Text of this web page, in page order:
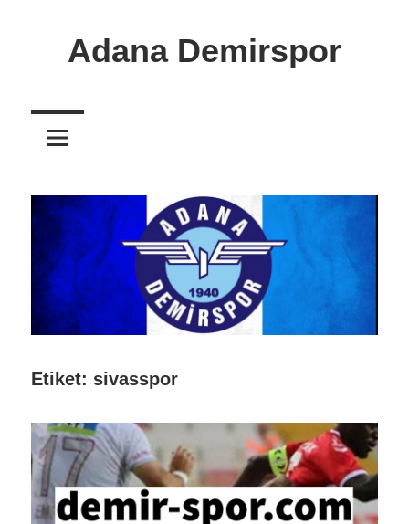
Adana Demirspor
Demirspor
Nereye
Oraya
Etiket: sivasspor